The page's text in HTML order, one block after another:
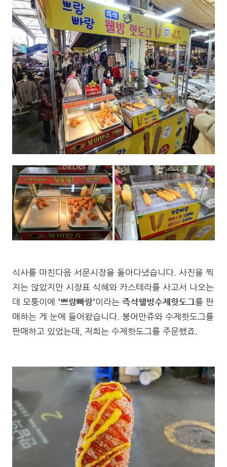
식사를 마친다음 서문시장을 돌아다녔습니다. 사진을 찍
지는 않았지만 시장표 식혜와 카스테라를 사고서 나오는
데 모퉁이에 '쁘랑빠랑'이라는 즉석웰빙수제핫도그를 판
매하는 게 눈에 들어왔습니다. 붕어만쥬와 수제핫도그를
판매하고 있었는데, 저희는 수제핫도그를 주문했죠.